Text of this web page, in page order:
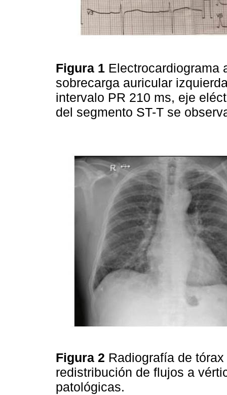
Figura 1 Electrocardiograma
sobrecarga auricular
intervalo PR 210 ms, eje
del segmento ST-T se
Figura 2 Radiografía de
redistribución de flujos a
patológicas.